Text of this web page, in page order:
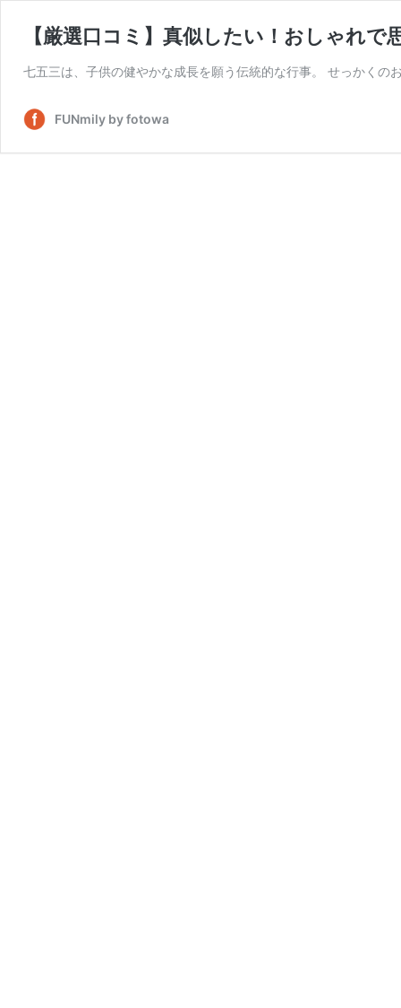
【厳選口コミ】真似したい！おしゃれ
七五三は、子供の健やかな成長を願う伝統的な行事。 せっかく
FUNmily by fotowa